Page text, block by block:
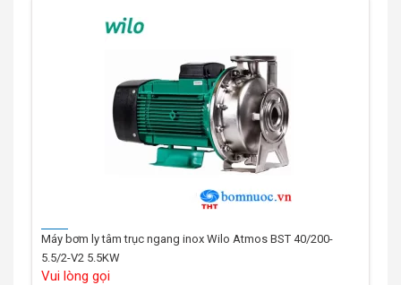
Máy bơm ly tâm trục ngang inox Wilo Atmos BST 40/200-
5.5/2-V2 5.5KW
Vui lòng gọi